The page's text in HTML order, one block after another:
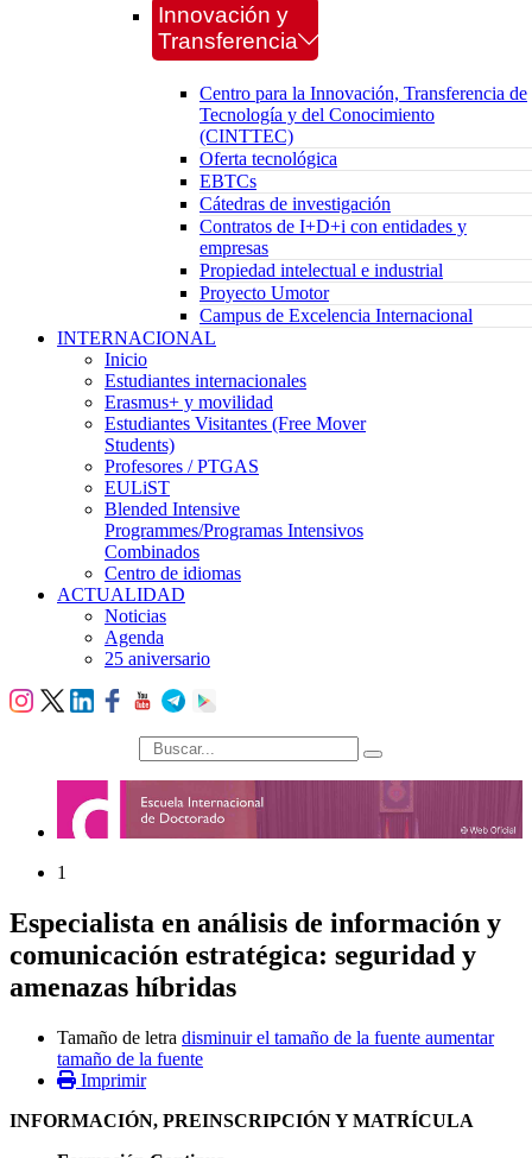
Innovación y
Transferencia
Centro para la Innovación, Transferencia de
Tecnología y del Conocimiento
(CINTTEC)
Oferta tecnológica
EBTCs
Cátedras de investigación
Contratos de I+D+i con entidades y
empresas
Propiedad intelectual e industrial
Proyecto Umotor
Campus de Excelencia Internacional
INTERNACIONAL
Inicio
Estudiantes internacionales
Erasmus+ y movilidad
Estudiantes Visitantes (Free Mover
Students)
Profesores / PTGAS
EULiST
Blended Intensive
Programmes/Programas Intensivos
Combinados
Centro de idiomas
ACTUALIDAD
Noticias
Agenda
25 aniversario
búsqueda
1
Especialista en análisis de información y
comunicación estratégica: seguridad y
amenazas híbridas
Tamaño de letra disminuir el tamaño de la fuente aumentar
tamaño de la fuente
Imprimir
INFORMACIÓN, PREINSCRIPCIÓN Y MATRÍCULA